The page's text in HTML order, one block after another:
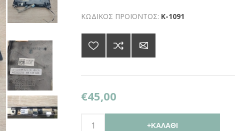
ΚΩΔΙΚΟΣ ΠΡΟΪΟΝΤΟΣ: K-1091
€45,00
+ΚΑΛΆΘΙ